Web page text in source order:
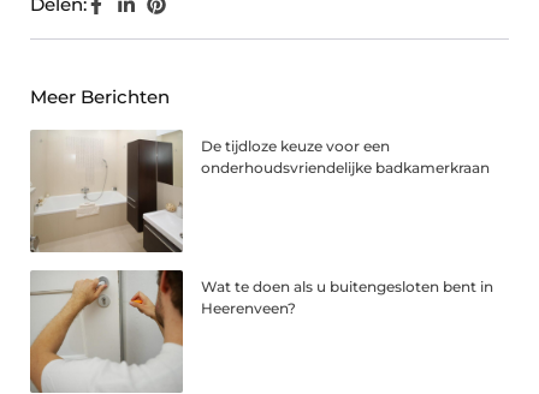
Delen:
Meer Berichten
De tijdloze keuze voor een
onderhoudsvriendelijke badkamerkraan
Wat te doen als u buitengesloten bent in
Heerenveen?